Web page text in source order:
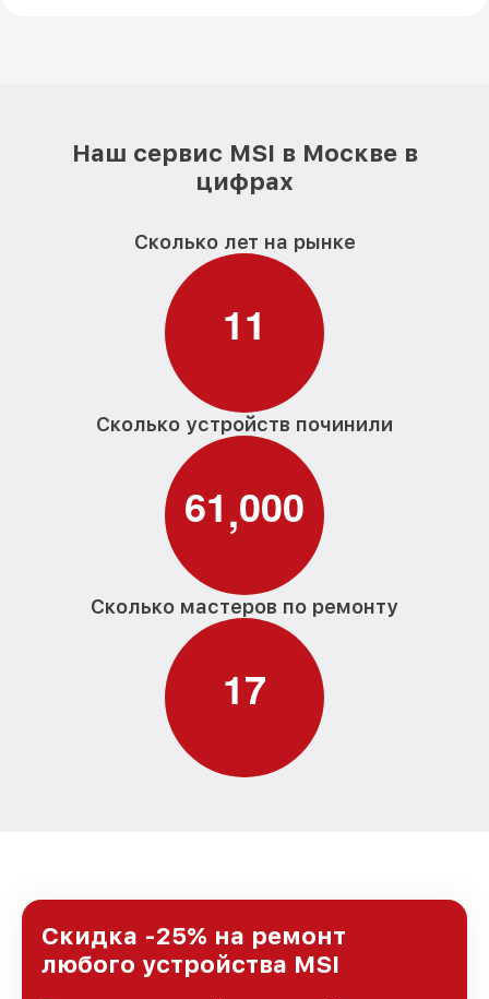
Наш сервис MSI в Москве в
цифрах
Сколько лет на рынке
11
Сколько устройств починили
61,000
Сколько мастеров по ремонту
17
Скидка -25% на ремонт
любого устройства MSI